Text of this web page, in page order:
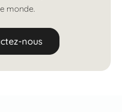
monde.
nous